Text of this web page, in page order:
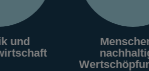
Menschen in
nachhaltigen
Wertschöpfungsketten